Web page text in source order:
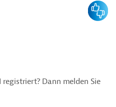
registriert? Dann melden Sie